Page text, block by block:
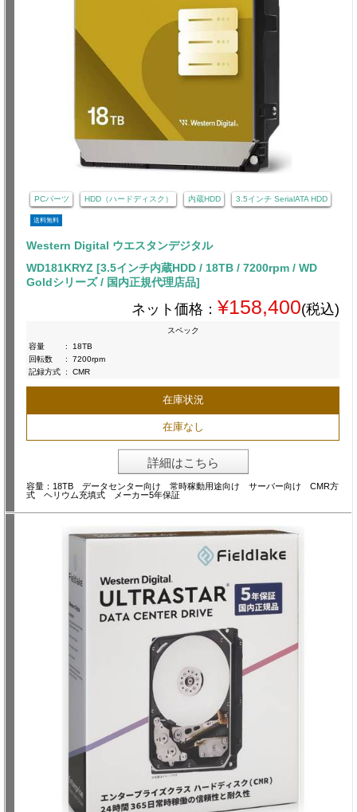
PCパーツ HDD（ハードディスク） 内蔵HDD 3.5インチ SerialATA HDD
送料無料
Western Digital ウエスタンデジタル
WD181KRYZ [3.5インチ内蔵HDD / 18TB / 7200rpm / WD
Goldシリーズ / 国内正規代理店品]
ネット価格： ¥158,400(税込)
スペック
容量
:
18TB
回転数
:
7200rpm
記録方式 : CMR
在庫状況
在庫なし
詳細はこちら
容量：18TB データセンター向け 常時稼動用途向け サーバー向け CMR方
式 ヘリウム充填式 メーカー5年保証